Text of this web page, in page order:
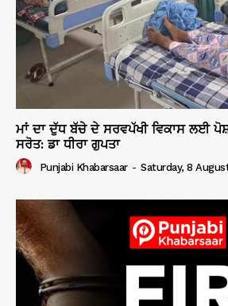
ਮਾਂ ਦਾ ਦੁੱਧ ਬੱਚੇ ਦੇ ਸਰਵਪੱਖੀ ਵਿਕਾਸ ਲਈ
ਸਰੋਤ: ਡਾ ਧੀਰਾ ਗੁਪਤਾ
Punjabi Khabarsaar - Saturday, 8